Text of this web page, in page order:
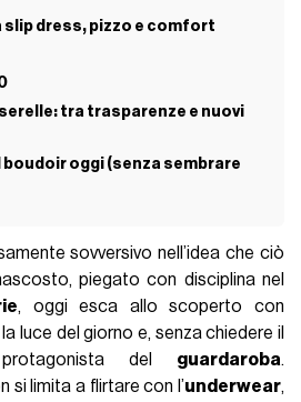
slip dress, pizzo e comfort
tra trasparenze e nuovi
boudoir oggi (senza sembrare
sovversivo nell’idea che ciò
piegato con disciplina nel
, oggi esca allo scoperto con
luce del giorno e, senza chiedere il
del
guardaroba.
si limita a flirtare con l’underwear,